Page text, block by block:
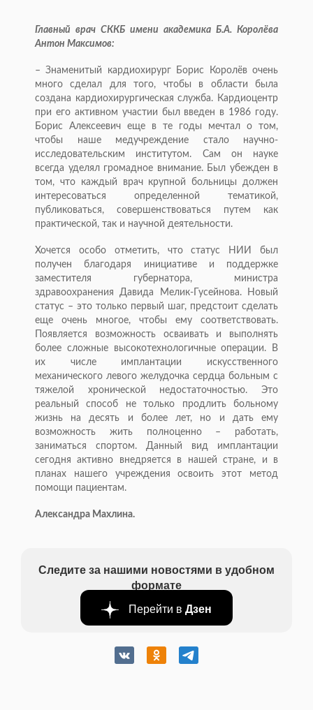
Главный врач СККБ имени академика Б.А. Королёва
Антон Максимов:
– Знаменитый кардиохирург Борис Королёв очень
много сделал для того, чтобы в области была
создана кардиохирургическая служба. Кардиоцентр
при его активном участии был введен в 1986 году.
Борис Алексе­евич еще в те годы мечтал о том,
чтобы наше медучреж­дение стало научно-
исследовательским институтом. Сам он науке
всегда уделял громадное внимание. Был убежден в
том, что каждый врач крупной больницы должен
интересоваться определенной тематикой,
публиковаться, совершенствоваться путем как
практической, так и научной деятельности.
Хочется особо отметить, что статус НИИ был
получен благодаря инициативе и поддержке
заместителя губернатора, министра
здравоохранения Давида Мелик-Гусейнова. Новый
статус – это только первый шаг, предстоит сделать
еще очень многое, чтобы ему соответствовать.
Появляется возможность осваивать и выполнять
более сложные высокотехнологичные операции. В
их числе имплантации искусственного
механического левого желудочка сердца больным с
тяжелой хронической недостаточностью. Это
реальный способ не только продлить больному
жизнь на десять и более лет, но и дать ему
возможность жить полноценно – работать,
заниматься спортом. Данный вид имплантации
сегодня активно внедряется в нашей стране, и в
планах нашего учреждения освоить этот метод
помощи пациентам.
Александра Махлина.
Следите за нашими новостями в удобном
формате
Перейти в Дзен